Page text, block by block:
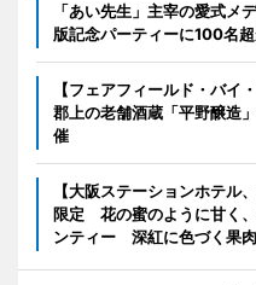
「あい先生」主宰の愛式メ
版記念パーティーに100名
【フェアフィールド・バイ
郡上の老舗酒蔵「平野醸造
催
【大阪ステーションホテル
限定 花の蜜のように甘く
ンティー 深紅に色づく果